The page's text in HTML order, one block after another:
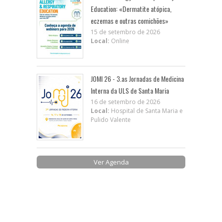
Education: «Dermatite atópica,
eczemas e outras comichões»
15 de setembro de 2026
Local: Online
JOMI 26 - 3.as Jornadas de Medicina
Interna da ULS de Santa Maria
16 de setembro de 2026
Local: Hospital de Santa Maria e
Pulido Valente
Ver Agenda